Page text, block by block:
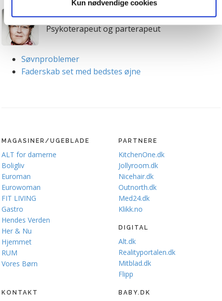
medier. Du kan til enhver tid trække dit samtykke tilbage.
Du skal være opmærksom på, at vores hjemmeside
muligvis ikke fungerer optimalt, hvis du ikke accepterer
cookies eller tilbagetrækker et samtykke. Du kan læse
mere om vores brug af cookies og behandling af dine
personoplysninger i forbindelse hermed i både
cookiepolitik
Kun nødvendige cookies
Psykoterapeut og parterapeut
Søvnproblemer
Faderskab set med bedstes øjne
MAGASINER/UGEBLADE
ALT for damerne
Boligliv
Euroman
Eurowoman
FIT LIVING
Gastro
Hendes Verden
Her & Nu
Hjemmet
RUM
Vores Børn
PARTNERE
KitchenOne.dk
Jollyroom.dk
Nicehair.dk
Outnorth.dk
Med24.dk
Klikk.no
DIGITAL
Alt.dk
Realityportalen.dk
Mitblad.dk
Flipp
KONTAKT BABY.DK